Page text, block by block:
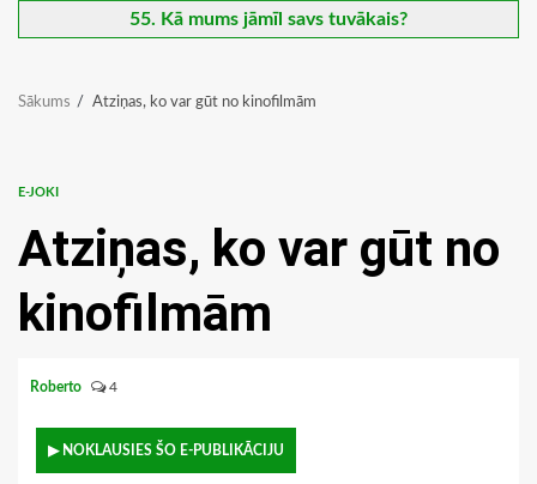
55. Kā mums jāmīl savs tuvākais?
Sākums Atziņas, ko var gūt no kinofilmām
E-JOKI
Atziņas, ko var gūt no
kinofilmām
Roberto 4
▶ NOKLAUSIES ŠO E-PUBLIKĀCIJU